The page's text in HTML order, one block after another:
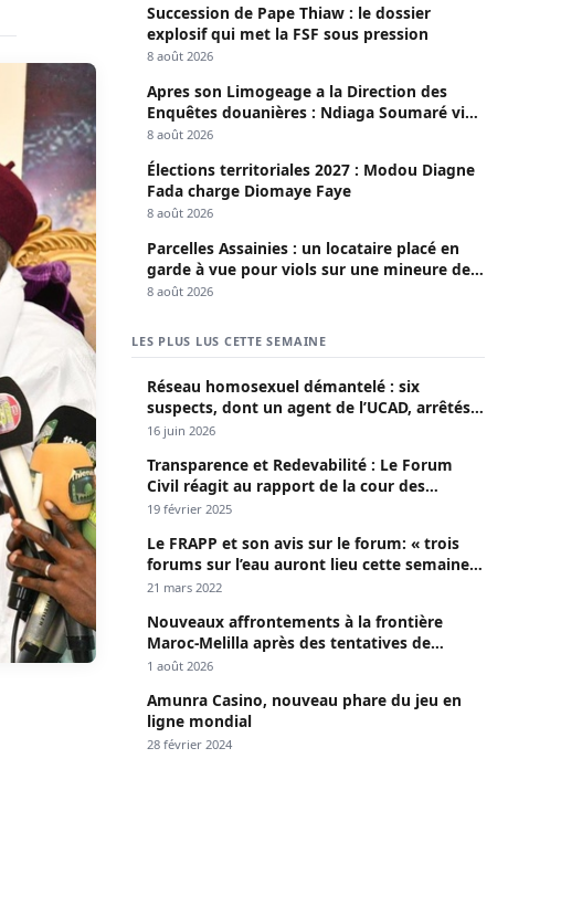
Succession de Pape Thiaw : le dossier
explosif qui met la FSF sous pression
8 août 2026
Apres son Limogeage a la Direction des
Enquêtes douanières : Ndiaga Soumaré vide
son sac
8 août 2026
Élections territoriales 2027 : Modou Diagne
Fada charge Diomaye Faye
8 août 2026
Parcelles Assainies : un locataire placé en
garde à vue pour viols sur une mineure de
13 ans
8 août 2026
LES PLUS LUS CETTE SEMAINE
Réseau homosexuel démantelé : six
suspects, dont un agent de l’UCAD, arrêtés à
Keur Massar ; l’un avoue avoir propagé le
16 juin 2026
Transparence et Redevabilité : Le Forum
Civil réagit au rapport de la cour des
comptes
19 février 2025
Le FRAPP et son avis sur le forum: « trois
forums sur l’eau auront lieu cette semaine à
Dakar »
21 mars 2022
Nouveaux affrontements à la frontière
Maroc-Melilla après des tentatives de
passage
1 août 2026
Amunra Casino, nouveau phare du jeu en
ligne mondial
28 février 2024